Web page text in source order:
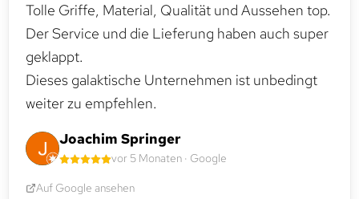
Tolle Griffe, Material, Qualität und Aussehen top.
Der Service und die Lieferung haben auch super
geklappt.
Dieses galaktische Unternehmen ist unbedingt
weiter zu empfehlen.
Joachim Springer
vor 5 Monaten · Google
Auf Google ansehen